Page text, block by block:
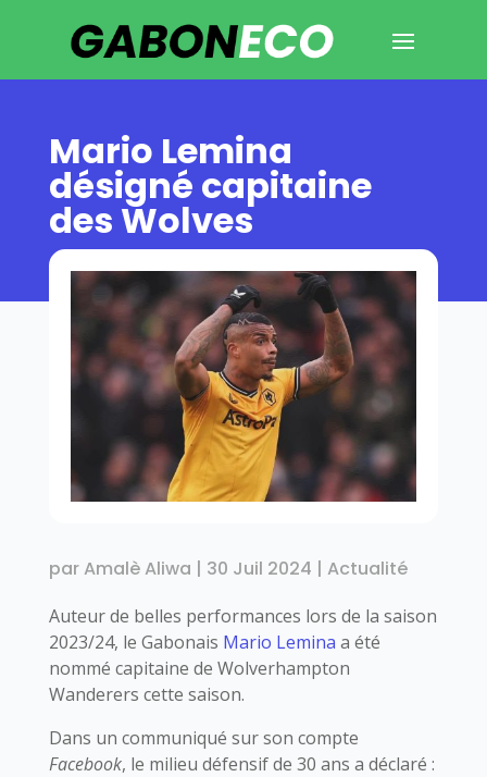
Mario Lemina
désigné capitaine
des Wolves
parAmalè Aliwa | 30 Juil 2024 | Actualité
Auteur de belles performances lors de la saison
2023/24, le Gabonais Mario Lemina a été
nommé capitaine de Wolverhampton
Wanderers cette saison.
Dans un communiqué sur son compte
Facebook, le milieu défensif de 30 ans a déclaré :